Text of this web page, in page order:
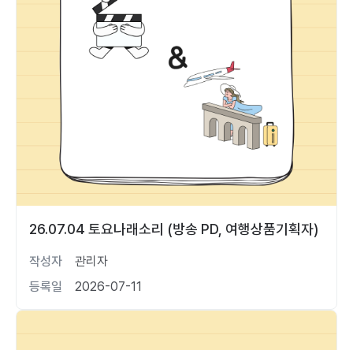
26.07.04 토요나래소리 (방송 PD, 여행상품기획자)
작성자
관리자
등록일
2026-07-11